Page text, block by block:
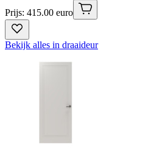
Prijs: 415.00 euro
Bekijk alles in draaideur